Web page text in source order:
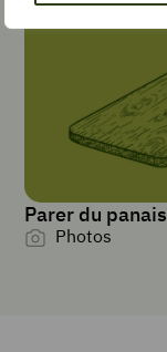
TEMPS DE
PRÉPARATION
Parer du panais
Photos